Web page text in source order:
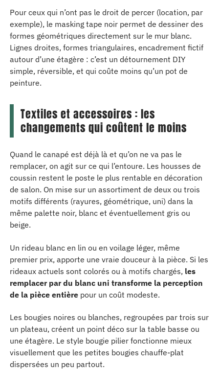
Pour ceux qui n’ont pas le droit de percer (location, par
exemple), le masking tape noir permet de dessiner des
formes géométriques directement sur le mur blanc.
Lignes droites, formes triangulaires, encadrement fictif
autour d’une étagère : c’est un détournement DIY
simple, réversible, et qui coûte moins qu’un pot de
peinture.
Textiles et accessoires : les
changements qui coûtent le moins
Quand le canapé est déjà là et qu’on ne va pas le
remplacer, on agit sur ce qui l’entoure. Les housses de
coussin restent le poste le plus rentable en décoration
de salon. On mise sur un assortiment de deux ou trois
motifs différents (rayures, géométrique, uni) dans la
même palette noir, blanc et éventuellement gris ou
beige.
Un rideau blanc en lin ou en voilage léger, même
premier prix, apporte une vraie douceur à la pièce. Si les
rideaux actuels sont colorés ou à motifs chargés, les
remplacer par du blanc uni transforme la perception
de la pièce entière pour un coût modeste.
Les bougies noires ou blanches, regroupées par trois sur
un plateau, créent un point déco sur la table basse ou
une étagère. Le style bougie pilier fonctionne mieux
visuellement que les petites bougies chauffe-plat
dispersées un peu partout.